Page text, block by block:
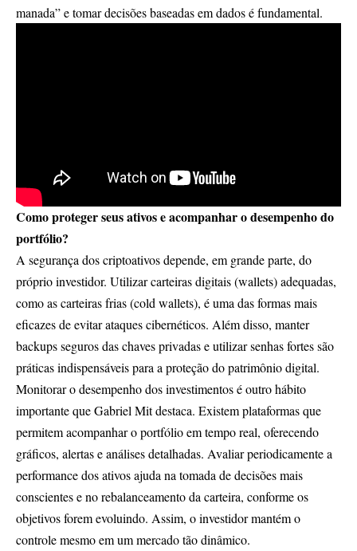
manada” e tomar decisões baseadas em dados é fundamental.
Como proteger seus ativos e acompanhar o desempenho do
portfólio?
A segurança dos criptoativos depende, em grande parte, do
próprio investidor. Utilizar carteiras digitais (wallets) adequadas,
como as carteiras frias (cold wallets), é uma das formas mais
eficazes de evitar ataques cibernéticos. Além disso, manter
backups seguros das chaves privadas e utilizar senhas fortes são
práticas indispensáveis para a proteção do patrimônio digital.
Monitorar o desempenho dos investimentos é outro hábito
importante que Gabriel Mit destaca. Existem plataformas que
permitem acompanhar o portfólio em tempo real, oferecendo
gráficos, alertas e análises detalhadas. Avaliar periodicamente a
performance dos ativos ajuda na tomada de decisões mais
conscientes e no rebalanceamento da carteira, conforme os
objetivos forem evoluindo. Assim, o investidor mantém o
controle mesmo em um mercado tão dinâmico.